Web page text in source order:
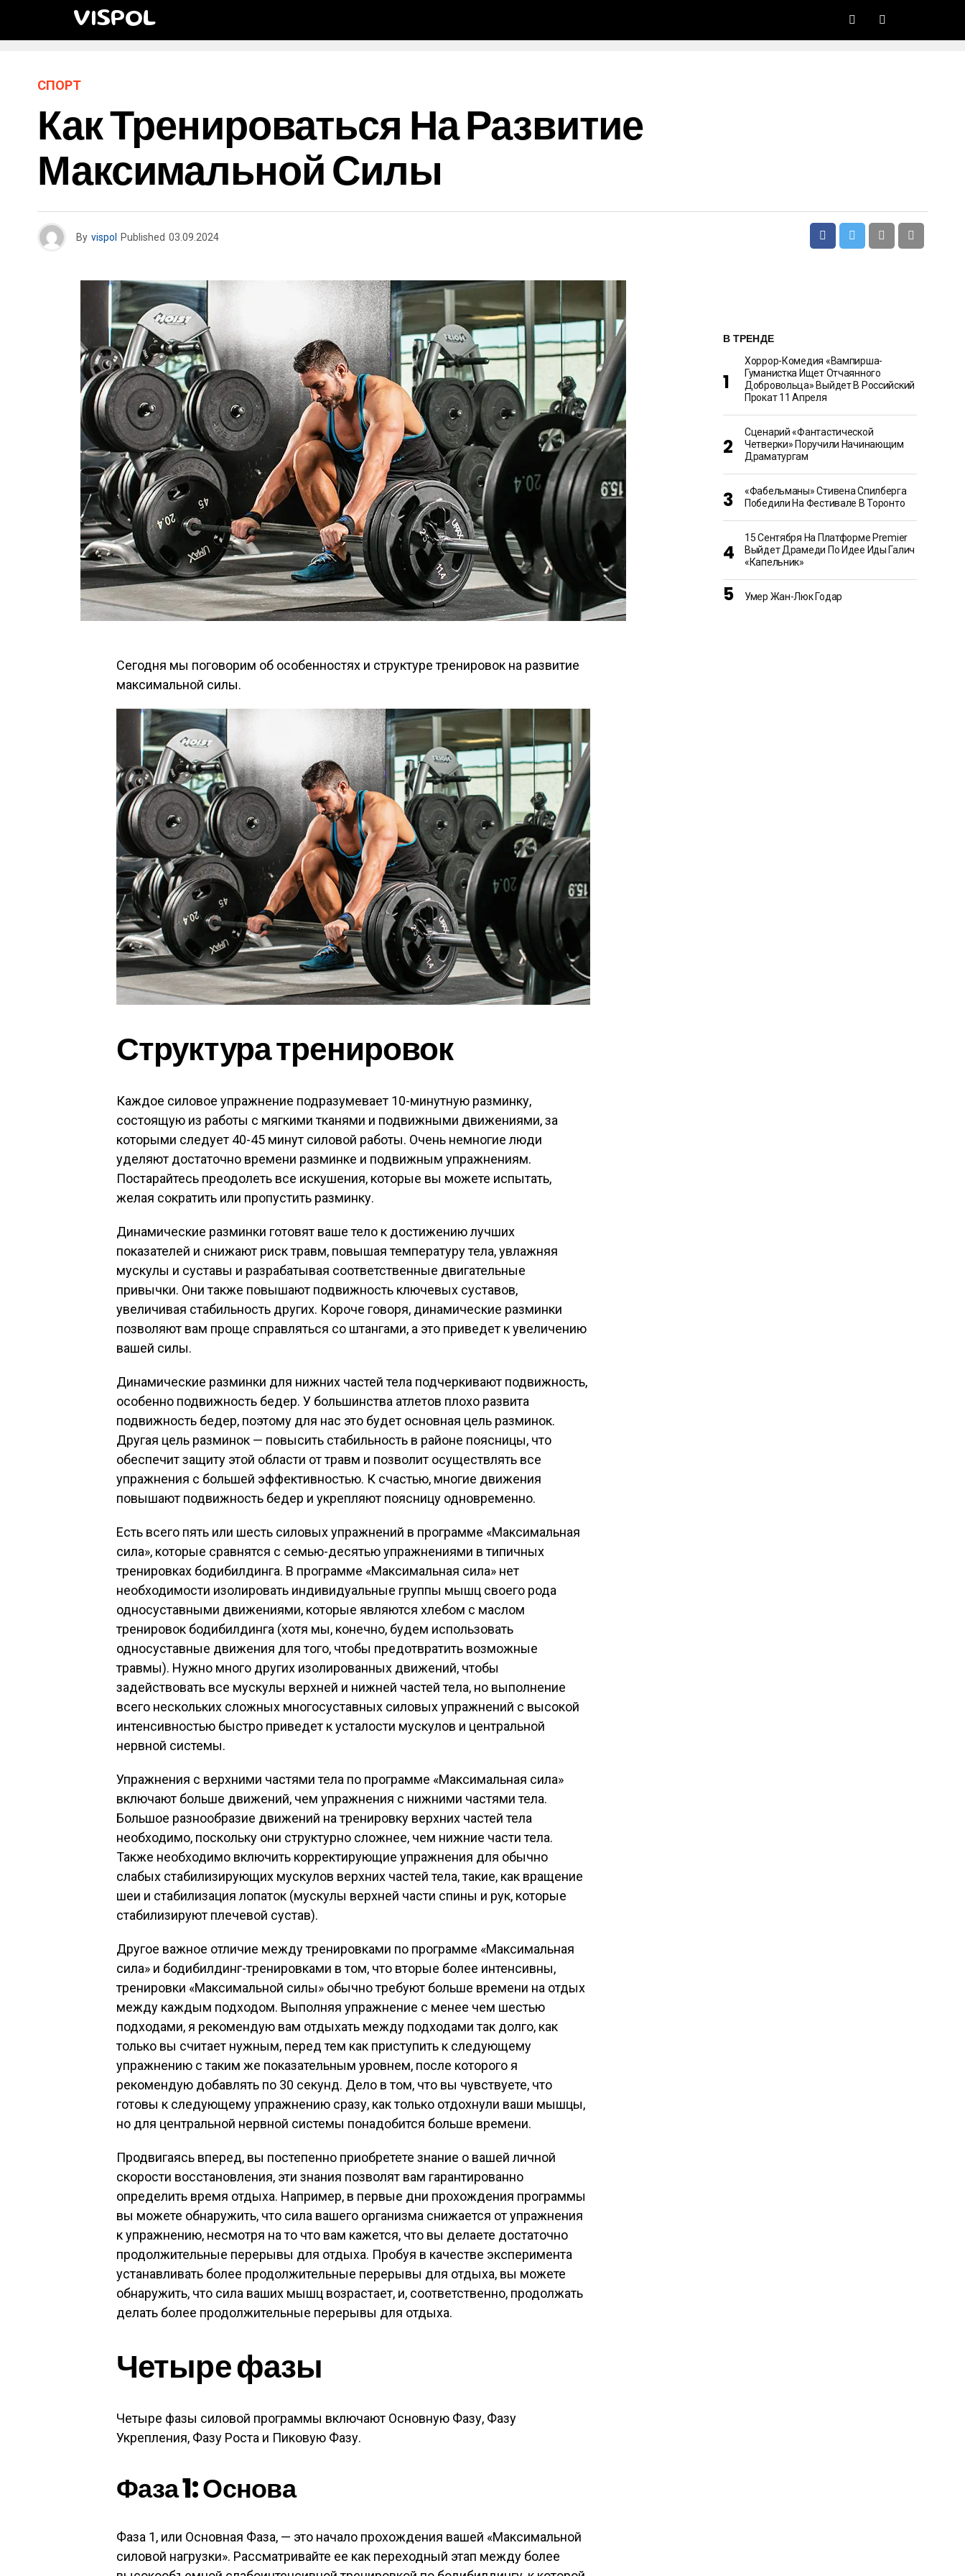
VISPOL
СПОРТ
Как Тренироваться На Развитие
Максимальной Силы
By vispol Published 03.09.2024
Сегодня мы поговорим об особенностях и структуре тренировок на развитие
максимальной силы.
Структура тренировок
Каждое силовое упражнение подразумевает 10-минутную разминку,
состоящую из работы с мягкими тканями и подвижными движениями, за
которыми следует 40-45 минут силовой работы. Очень немногие люди
уделяют достаточно времени разминке и подвижным упражнениям.
Постарайтесь преодолеть все искушения, которые вы можете испытать,
желая сократить или пропустить разминку.
Динамические разминки готовят ваше тело к достижению лучших
показателей и снижают риск травм, повышая температуру тела, увлажняя
мускулы и суставы и разрабатывая соответственные двигательные
привычки. Они также повышают подвижность ключевых суставов,
увеличивая стабильность других. Короче говоря, динамические разминки
позволяют вам проще справляться со штангами, а это приведет к увеличению
вашей силы.
Динамические разминки для нижних частей тела подчеркивают подвижность,
особенно подвижность бедер. У большинства атлетов плохо развита
подвижность бедер, поэтому для нас это будет основная цель разминок.
Другая цель разминок — повысить стабильность в районе поясницы, что
обеспечит защиту этой области от травм и позволит осуществлять все
упражнения с большей эффективностью. К счастью, многие движения
повышают подвижность бедер и укрепляют поясницу одновременно.
Есть всего пять или шесть силовых упражнений в программе «Максимальная
сила», которые сравнятся с семью-десятью упражнениями в типичных
тренировках бодибилдинга. В программе «Максимальная сила» нет
необходимости изолировать индивидуальные группы мышц своего рода
односуставными движениями, которые являются хлебом с маслом
тренировок бодибилдинга (хотя мы, конечно, будем использовать
односуставные движения для того, чтобы предотвратить возможные
травмы). Нужно много других изолированных движений, чтобы
задействовать все мускулы верхней и нижней частей тела, но выполнение
всего нескольких сложных многосуставных силовых упражнений с высокой
интенсивностью быстро приведет к усталости мускулов и центральной
нервной системы.
Упражнения с верхними частями тела по программе «Максимальная сила»
включают больше движений, чем упражнения с нижними частями тела.
Большое разнообразие движений на тренировку верхних частей тела
необходимо, поскольку они структурно сложнее, чем нижние части тела.
Также необходимо включить корректирующие упражнения для обычно
слабых стабилизирующих мускулов верхних частей тела, такие, как вращение
шеи и стабилизация лопаток (мускулы верхней части спины и рук, которые
стабилизируют плечевой сустав).
Другое важное отличие между тренировками по программе «Максимальная
сила» и бодибилдинг-тренировками в том, что вторые более интенсивны,
тренировки «Максимальной силы» обычно требуют больше времени на отдых
между каждым подходом. Выполняя упражнение с менее чем шестью
подходами, я рекомендую вам отдыхать между подходами так долго, как
только вы считает нужным, перед тем как приступить к следующему
упражнению с таким же показательным уровнем, после которого я
рекомендую добавлять по 30 секунд. Дело в том, что вы чувствуете, что
готовы к следующему упражнению сразу, как только отдохнули ваши мышцы,
но для центральной нервной системы понадобится больше времени.
Продвигаясь вперед, вы постепенно приобретете знание о вашей личной
скорости восстановления, эти знания позволят вам гарантированно
определить время отдыха. Например, в первые дни прохождения программы
вы можете обнаружить, что сила вашего организма снижается от упражнения
к упражнению, несмотря на то что вам кажется, что вы делаете достаточно
продолжительные перерывы для отдыха. Пробуя в качестве эксперимента
устанавливать более продолжительные перерывы для отдыха, вы можете
обнаружить, что сила ваших мышц возрастает, и, соответственно, продолжать
делать более продолжительные перерывы для отдыха.
Четыре фазы
Четыре фазы силовой программы включают Основную Фазу, Фазу
Укрепления, Фазу Роста и Пиковую Фазу.
Фаза 1: Основа
Фаза 1, или Основная Фаза, — это начало прохождения вашей «Максимальной
силовой нагрузки». Рассматривайте ее как переходный этап между более
В ТРЕНДЕ
Хоррор-Комедия «Вампирша-
Гуманистка Ищет Отчаянного
Добровольца» Выйдет В Российский
Прокат 11 Апреля
Сценарий «Фантастической
Четверки» Поручили Начинающим
Драматургам
«Фабельманы» Стивена Спилберга
Победили На Фестивале В Торонто
15 Сентября На Платформе Premier
Выйдет Драмеди По Идее Иды Галич
«Капельник»
Умер Жан-Люк Годар